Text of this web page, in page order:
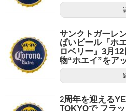
サンクトガーレ
ぱいビール『ホ
ロベリー』3月
物“ホエイ”をア
2周年を迎える
TOKYOで フラ